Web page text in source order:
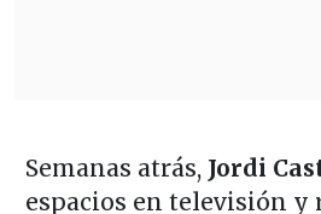
Semanas atrás, Jordi
espacios en televisión y